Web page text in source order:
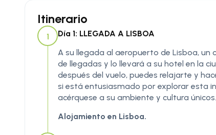
Itinerario
1
Día 1: LLEGADA A LISBOA
A su llegada al aeropuerto de Lisboa, un
de llegadas y lo llevará a su hotel en la
después del vuelo, puedes relajarte y
si está entusiasmado por explorar esta
acérquese a su ambiente y cultura únicos.
Alojamiento en Lisboa.